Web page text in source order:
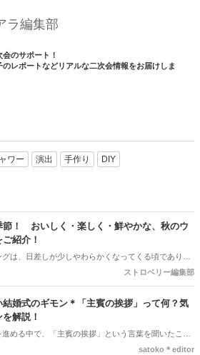
ラ編集部
のサポート！
レポートなどリアルな二次会情報をお届けしま
ワー 演出 手作り DIY
節！ おいしく・楽しく・鮮やかな、秋のウ
紹介！
は、日差しが少しやわらかくなってくる頃であり、
行動的がみなぎってくる季節。同時に、おいしいもの
ましょう♪
ストロベリー編集部
結婚式のギモン＊「主賓の挨拶」って何？気
解説！
める中で、「主賓の挨拶」という言葉を聞いたこと
のではないでしょうか＊ですが、具体的に何をするの
satoko＊editor